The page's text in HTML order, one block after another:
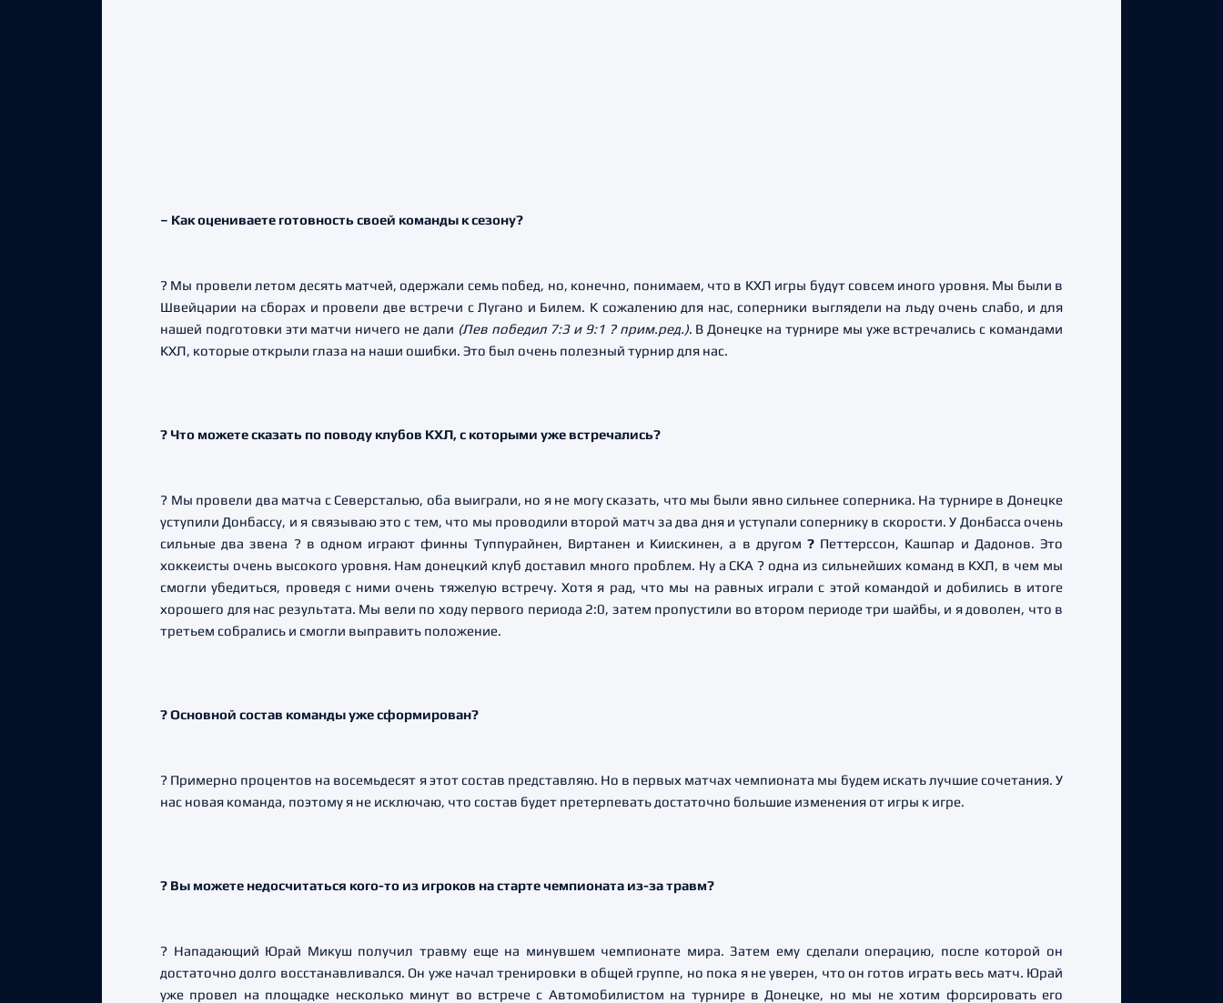
– Как оцениваете готовность своей команды к сезону?
? Мы провели летом десять матчей, одержали семь побед, но, конечно, понимаем, что в КХЛ игры будут совсем иного уровня. Мы были в
Швейцарии на сборах и провели две встречи с Лугано и Билем. К сожалению для нас, соперники выглядели на льду очень слабо, и для
нашей подготовки эти матчи ничего не дали (Лев победил 7:3 и 9:1 ? прим.ред.). В Донецке на турнире мы уже встречались с командами
КХЛ, которые открыли глаза на наши ошибки. Это был очень полезный турнир для нас.
? Что можете сказать по поводу клубов КХЛ, с которыми уже встречались?
? Мы провели два матча с Северсталью, оба выиграли, но я не могу сказать, что мы были явно сильнее соперника. На турнире в Донецке
уступили Донбассу, и я связываю это с тем, что мы проводили второй матч за два дня и уступали сопернику в скорости. У Донбасса очень
сильные два звена ? в одном играют финны Туппурайнен, Виртанен и Киискинен, а в другом ? Петтерссон, Кашпар и Дадонов. Это
хоккеисты очень высокого уровня. Нам донецкий клуб доставил много проблем. Ну а СКА ? одна из сильнейших команд в КХЛ, в чем мы
смогли убедиться, проведя с ними очень тяжелую встречу. Хотя я рад, что мы на равных играли с этой командой и добились в итоге
хорошего для нас результата. Мы вели по ходу первого периода 2:0, затем пропустили во втором периоде три шайбы, и я доволен, что в
третьем собрались и смогли выправить положение.
?Основной состав команды уже сформирован?
? Примерно процентов на восемьдесят я этот состав представляю. Но в первых матчах чемпионата мы будем искать лучшие сочетания. У
нас новая команда, поэтому я не исключаю, что состав будет претерпевать достаточно большие изменения от игры к игре.
? Вы можете недосчитаться кого-то из игроков на старте чемпионата из-за травм?
? Нападающий Юрай Микуш получил травму еще на минувшем чемпионате мира. Затем ему сделали операцию, после которой он
достаточно долго восстанавливался. Он уже начал тренировки в общей группе, но пока я не уверен, что он готов играть весь матч. Юрай
уже провел на площадке несколько минут во встрече с Автомобилистом на турнире в Донецке, но мы не хотим форсировать его